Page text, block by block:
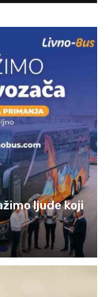
ljude koji